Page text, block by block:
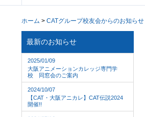
ホーム > CATグループ校友会からのお知らせ
最新のお知らせ
2025/01/09
大阪アニメーションカレッジ専門学
校 同窓会のご案内
2024/10/07
【CAT・大阪アニカレ】CAT伝説2024
開催!!